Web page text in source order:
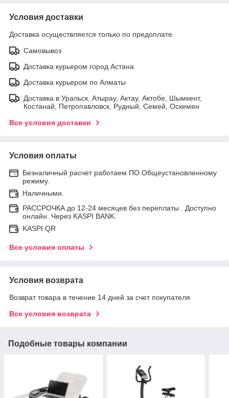
Условия доставки
Доставка осуществляется только по предоплате.
Самовывоз
Доставка курьером город Астана
Доставка курьером по Алматы
Доставка в Уральск, Атырау, Актау, Актобе, Шымкент,
Костанай, Петропавловск, Рудный, Семей, Оскемен
Все условия доставки
Условия оплаты
Безналичный расчет работаем ПО Общеустановленному
режиму.
Наличными.
РАССРОЧКА до 12-24 месяцев без переплаты . Доступно
онлайн. Через KASPI BANK.
KASPI QR
Все условия оплаты
Условия возврата
Возврат товара в течение 14 дней за счет покупателя
Все условия возврата
Подобные товары компании